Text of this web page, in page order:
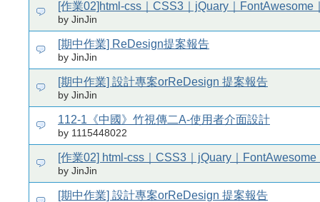
[作業02]html-css｜CSS3｜jQuary｜FontAwesome
by JinJin
[期中作業] ReDesign提案報告
by JinJin
[期中作業] 設計專案orReDesign 提案報告
by JinJin
112-1《中國》竹視傳二A-使用者介面設計
by 1115448022
[作業02] html-css｜CSS3｜jQuary｜FontAwesome
by JinJin
[期中作業] 設計專案orReDesign 提案報告